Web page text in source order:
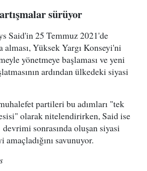
sürüyor
Said'in 25 Temmuz 2021'de
alması, Yüksek Yargı Konseyi'ni
yönetmeye başlaması ve yeni
ardından ülkedeki siyasi
partileri bu adımları "tek
olarak nitelendirirken, Said ise
sonrasında oluşan siyasi
amaçladığını savunuyor.